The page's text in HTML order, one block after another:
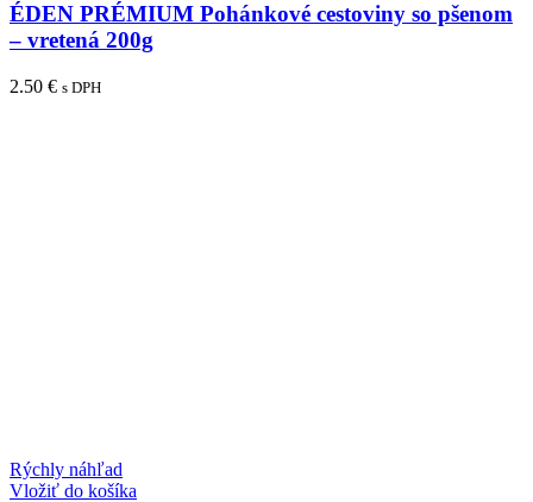
ÉDEN PRÉMIUM Pohánkové cestoviny so pšenom
– vretená 200g
2.50 € s DPH
Rýchly náhľad
Vložiť do košíka